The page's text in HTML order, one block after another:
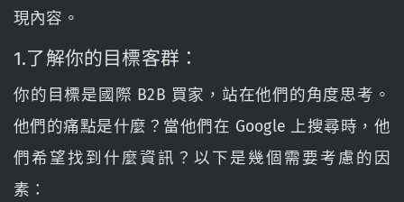
現內容。
1.了解你的目標客群：
你的目標是國際 B2B 買家，站在他們的角度思考。
他們的痛點是什麼？當他們在 Google 上搜尋時，他
們希望找到什麼資訊？以下是幾個需要考慮的因
素：